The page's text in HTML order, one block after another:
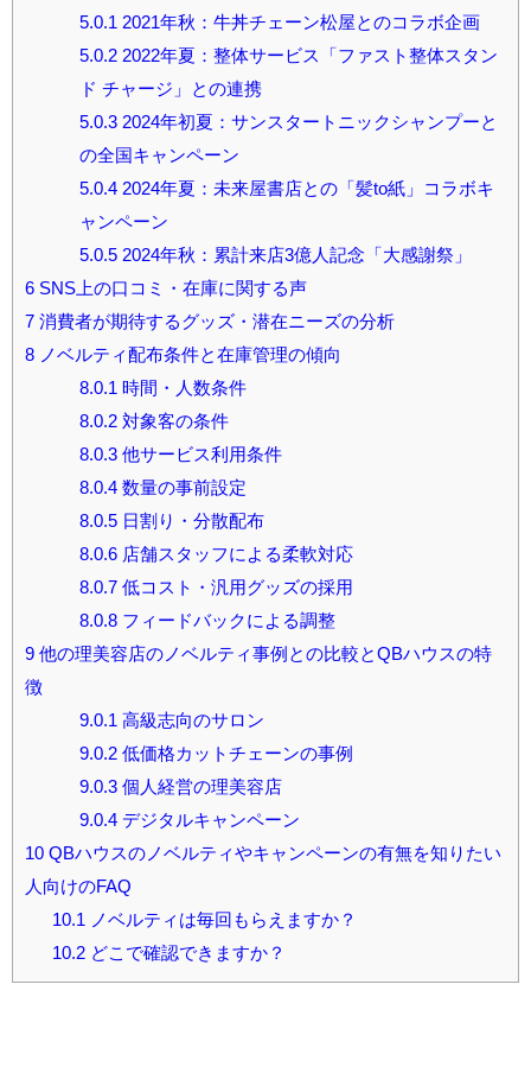
5.0.1 2021年秋：牛丼チェーン松屋とのコラボ企画
5.0.22022年夏：整体サービス「ファスト整体スタン
ド チャージ」との連携
5.0.32024年初夏：サンスタートニックシャンプーと
の全国キャンペーン
5.0.42024年夏：未来屋書店との「髪to紙」コラボキ
ャンペーン
5.0.52024年秋：累計来店3億人記念「大感謝祭」
6 SNS上の口コミ・在庫に関する声
7 消費者が期待するグッズ・潜在ニーズの分析
8 ノベルティ配布条件と在庫管理の傾向
8.0.1
時間・人数条件
8.0.2対象客の条件
8.0.3他サービス利用条件
8.0.4数量の事前設定
8.0.5日割り・分散配布
8.0.6店舗スタッフによる柔軟対応
8.0.7低コスト・汎用グッズの採用
8.0.8フィードバックによる調整
9 他の理美容店のノベルティ事例との比較とQBハウスの特
徴
9.0.1 高級志向のサロン
9.0.2低価格カットチェーンの事例
9.0.3個人経営の理美容店
9.0.4デジタルキャンペーン
10 QBハウスのノベルティやキャンペーンの有無を知りたい
人向けのFAQ
10.1
ノベルティは毎回もらえますか？
10.2どこで確認できますか？